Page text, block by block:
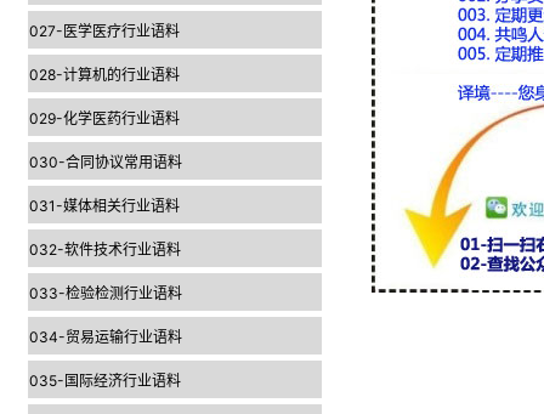
027-医学医疗行业语料
028-计算机的行业语料
029-化学医药行业语料
030-合同协议常用语料
031-媒体相关行业语料
032-软件技术行业语料
033-检验检测行业语料
034-贸易运输行业语料
035-国际经济行业语料